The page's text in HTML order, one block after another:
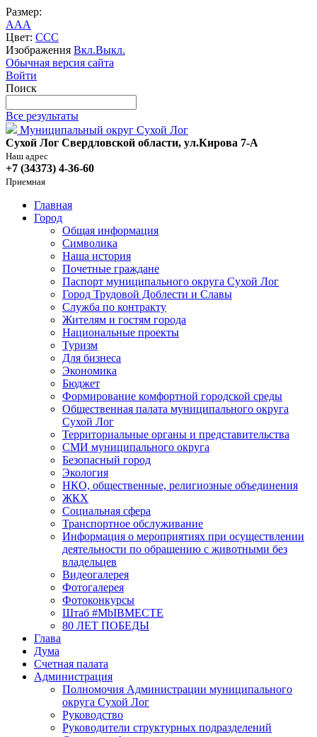
Размер:
AAA
Цвет: CCC
Изображения Вкл.Выкл.
Обычная версия сайта
Войти
Поиск
Все результаты
Муниципальный округ Сухой Лог
Сухой Лог Свердловской области, ул.Кирова 7-А
Наш адрес
+7 (34373) 4-36-60
Приемная
Главная
Город
Общая информация
Символика
Наша история
Почетные граждане
Паспорт муниципального округа Сухой Лог
Город Трудовой Доблести и Славы
Служба по контракту
Жителям и гостям города
Национальные проекты
Туризм
Для бизнеса
Экономика
Бюджет
Формирование комфортной городской среды
Общественная палата муниципального округа
Сухой Лог
Территориальные органы и представительства
СМИ муниципального округа
Безопасный город
Экология
НКО, общественные, религиозные объединения
ЖКХ
Социальная сфера
Транспортное обслуживание
Информация о мероприятиях при осуществлении
деятельности по обращению с животными без
владельцев
Видеогалерея
Фотогалерея
Фотоконкурсы
Штаб #MbIBMECTE
80 ЛЕТ ПОБЕДЫ
Глава
Дума
Счетная палата
Администрация
Полномочия Администрации муниципального
округа Сухой Лог
Руководство
Руководители структурных подразделений